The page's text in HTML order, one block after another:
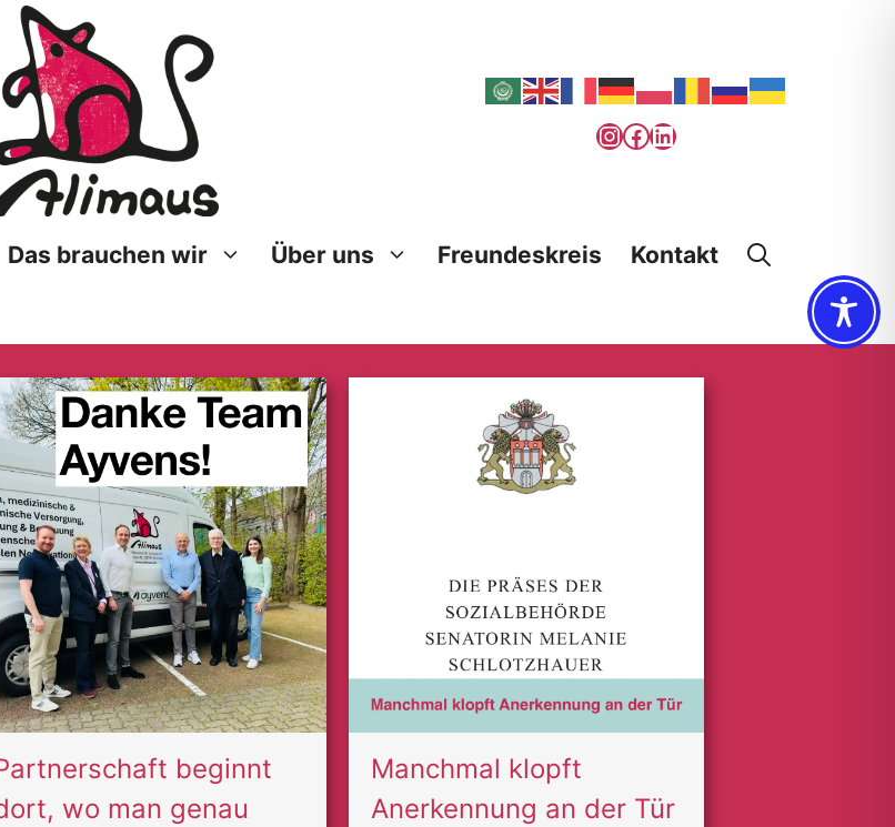
Instagram
Facebook
LinkedIn
Das brauchen wir Über uns Freundeskreis Kontakt
beginnt
wo man genau
Manchmal klopft
Anerkennung an der Tür